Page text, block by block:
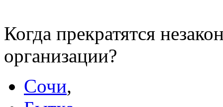
Когда прекратятся
организации?
Сочи,